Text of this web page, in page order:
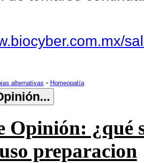
alternativas - Homeopatía
Opinión: ¿qué
preparacion